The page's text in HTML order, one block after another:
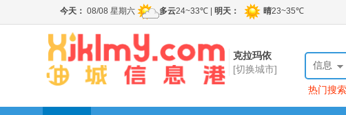
克拉玛依
[切换城市]
信息
热门搜索